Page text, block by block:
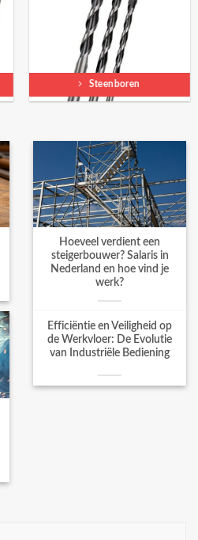
Steenboren
Hoeveel verdient een
steigerbouwer? Salaris in
Nederland en hoe vind je
werk?
Efficiëntie en Veiligheid op
de Werkvloer: De Evolutie
van Industriële Bediening